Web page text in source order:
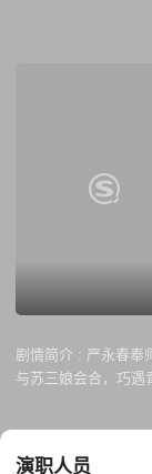
剧情简介 : 严永春奉
与苏三娘会合，巧遇
三娘，共同抗战，
演职人员